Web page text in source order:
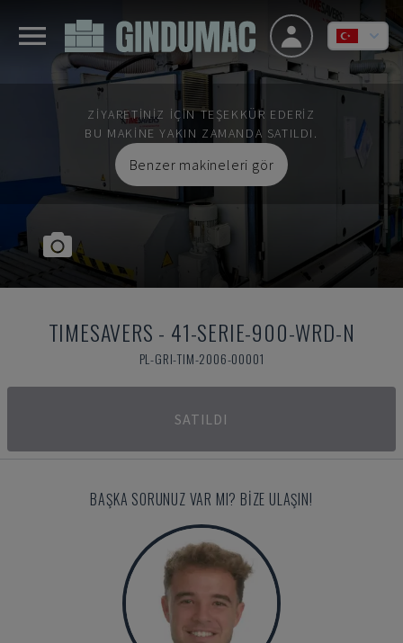
ZIYARETINIZ IÇIN TEŞEKKÜR EDERIZ
BU MAKINE YAKIN ZAMANDA SATILDI.
Benzer makineleri gör
TIMESAVERS - 41-SERIE-900-WRD-N
PL-GRI-TIM-2006-00001
SATILDI
BAŞKA SORUNUZ VAR MI? BIZE ULAŞIN!